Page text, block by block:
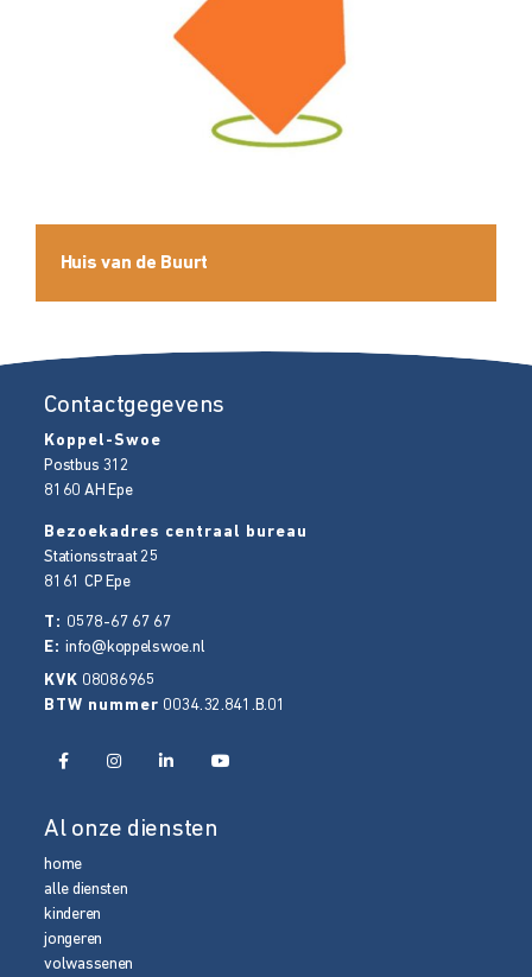
Huis van de Buurt
Contactgegevens
Koppel-Swoe
Postbus 312
8160 AH Epe
Bezoekadres centraal bureau
Stationsstraat 25
8161 CP Epe
T: 0578-67 67 67
E:info@koppelswoe.nl
KVK 08086965
BTW nummer 0034.32.841.B.01
Al onze diensten
home
alle diensten
kinderen
jongeren
volwassenen